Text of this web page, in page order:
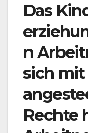
Das
n
sich mit
Rechte